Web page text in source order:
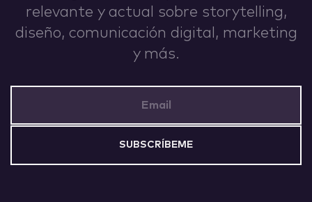
relevante y actual sobre storytelling,
diseño, comunicación digital, marketing
y más.